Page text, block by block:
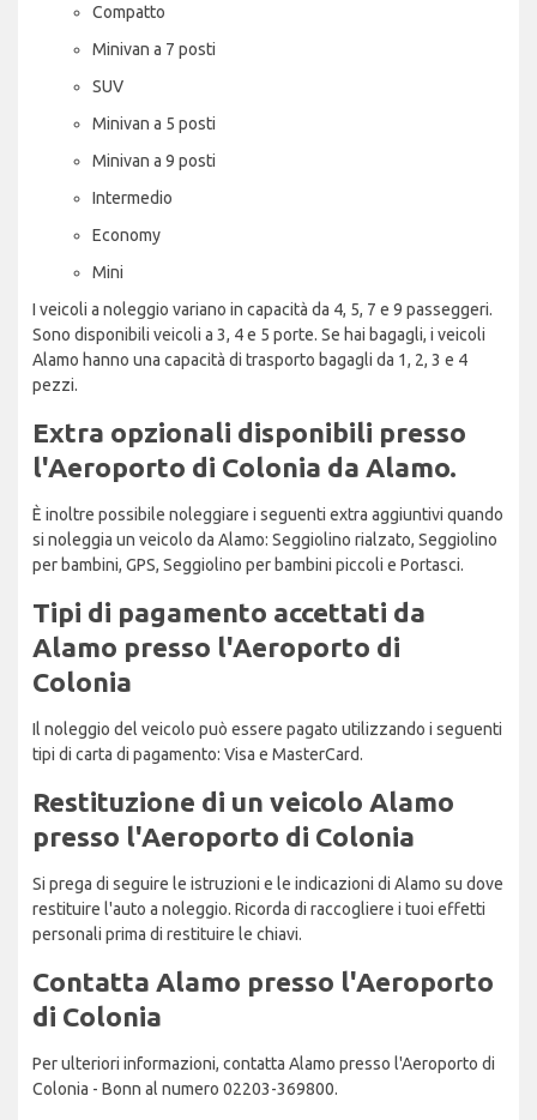
Compatto
Minivan a 7 posti
SUV
Minivan a 5 posti
Minivan a 9 posti
Intermedio
Economy
Mini
I veicoli a noleggio variano in capacità da 4, 5, 7 e 9 passeggeri.
Sono disponibili veicoli a 3, 4 e 5 porte. Se hai bagagli, i veicoli
Alamo hanno una capacità di trasporto bagagli da 1, 2, 3 e 4
pezzi.
Extra opzionali disponibili presso
l'Aeroporto di Colonia da Alamo.
È inoltre possibile noleggiare i seguenti extra aggiuntivi quando
si noleggia un veicolo da Alamo: Seggiolino rialzato, Seggiolino
per bambini, GPS, Seggiolino per bambini piccoli e Portasci.
Tipi di pagamento accettati da
Alamo presso l'Aeroporto di
Colonia
Il noleggio del veicolo può essere pagato utilizzando i seguenti
tipi di carta di pagamento: Visa e MasterCard.
Restituzione di un veicolo Alamo
presso l'Aeroporto di Colonia
Si prega di seguire le istruzioni e le indicazioni di Alamo su dove
restituire l'auto a noleggio. Ricorda di raccogliere i tuoi effetti
personali prima di restituire le chiavi.
Contatta Alamo presso l'Aeroporto
di Colonia
Per ulteriori informazioni, contatta Alamo presso l'Aeroporto di
Colonia - Bonn al numero 02203-369800.